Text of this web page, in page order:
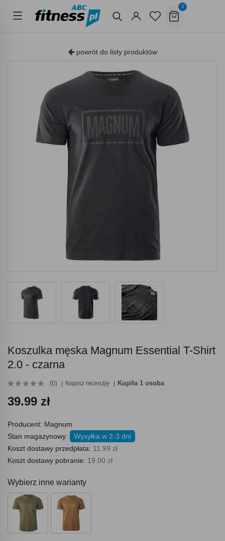
0
powrót do listy produktów
Koszulka męska Magnum Essential T-Shirt
2.0 - czarna
(0) Napisz recenzję Kupiła 1 osoba
39.99 zł
Producent: Magnum
Stan magazynowy:
Wysyłka w 2-3 dni
Koszt dostawy przedpłata: 11.99 zł
Koszt dostawy pobranie: 19.00 zł
Wybierz inne warianty